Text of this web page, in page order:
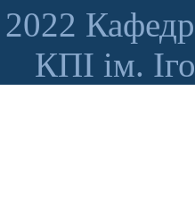
КПІ ім.